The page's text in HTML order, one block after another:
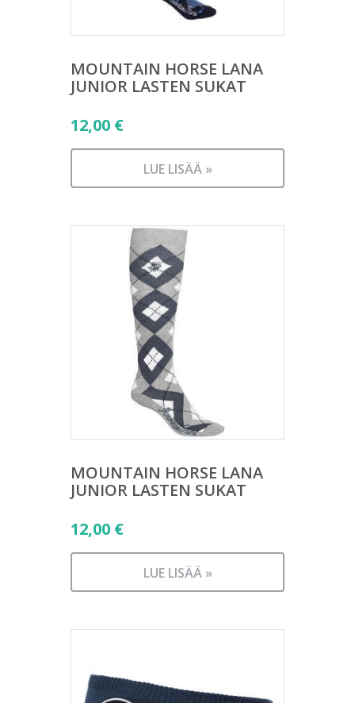
MOUNTAIN HORSE LANA
JUNIOR LASTEN SUKAT
12,00 €
LUE LISÄÄ »
MOUNTAIN HORSE LANA
JUNIOR LASTEN SUKAT
12,00 €
LUE LISÄÄ »